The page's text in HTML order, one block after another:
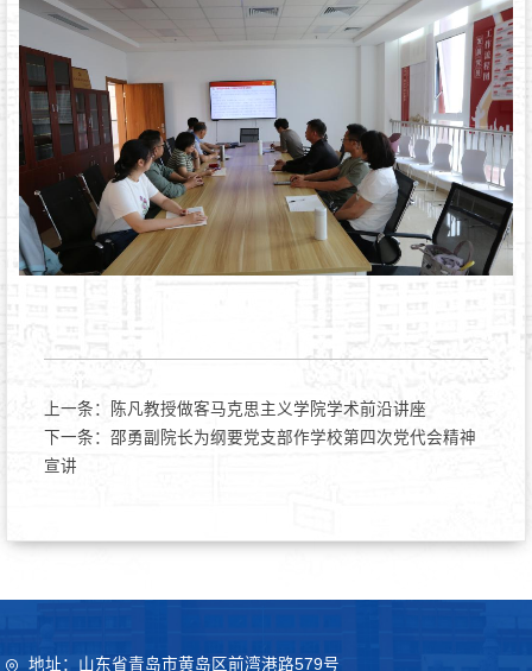
上一条：
陈凡教授做客马克思主义学院学术前沿讲座
下一条： 邵勇副院长为纲要党支部作学校第四次党代会精神
宣讲
地址：山东省青岛市黄岛区前湾港路579号